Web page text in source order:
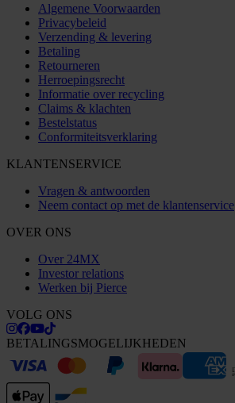
Algemene Voorwaarden
Privacybeleid
Verzending & levering
Betaling
Retourneren
Herroepingsrecht
Informatie over recycling
Claims & klachten
Bestelstatus
Conformiteitsverklaring
KLANTENSERVICE
Vragen & antwoorden
Neem contact op met de klantenservice
OVER ONS
Over 24MX
Investor relations
Werken bij Pierce
VOLG ONS
BETALINGSMOGELIJKHEDEN